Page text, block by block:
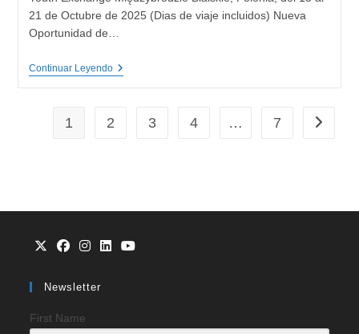
21 de Octubre de 2025 (Dias de viaje incluidos) Nueva
Oportunidad de…
Continuar LeyendoECO-
1 2 3 4 … 7 Ir a la
abre
una
abre
una
abre
una
abre
unauna
Newsletter
First Name